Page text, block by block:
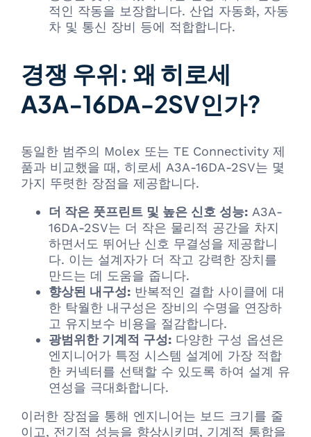
적인 작동을 보장합니다. 산업 자동화, 자동
차 및 통신 장비 등에 적합합니다.
경쟁 우위: 왜 히로세
A3A-16DA-2SV인가?
동일한 범주의 Molex 또는 TE Connectivity 제
품과 비교했을 때, 히로세 A3A-16DA-2SV는 몇
가지 뚜렷한 장점을 제공합니다.
더 작은 풋프린트 및 높은 신호 성능: A3A-
16DA-2SV는 더 작은 물리적 공간을 차지
하면서도 뛰어난 신호 무결성을 제공합니
다. 이는 설계자가 더 작고 강력한 장치를
만드는 데 도움을 줍니다.
향상된 내구성: 반복적인 결합 사이클에 대
한 탁월한 내구성은 장비의 수명을 연장하
고 유지보수 비용을 절감합니다.
광범위한 기계적 구성: 다양한 구성 옵션은
엔지니어가 특정 시스템 설계에 가장 적합
한 커넥터를 선택할 수 있도록 하여 설계 유
연성을 극대화합니다.
이러한 장점을 통해 엔지니어는 보드 크기를 줄
이고, 전기적 성능을 향상시키며, 기계적 통합을